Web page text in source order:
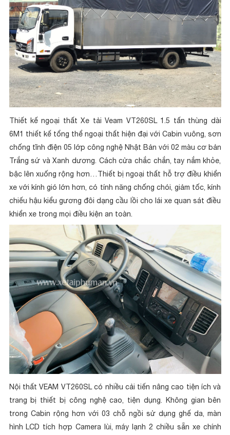
Thiết kế ngoại thất Xe tải Veam VT260SL 1.5 tấn thùng dài
6M1 thiết kế tổng thể ngoại thất hiện đại với Cabin vuông, sơn
chống tĩnh điện 05 lớp công nghệ Nhật Bản với 02 màu cơ bản
Trắng sứ và Xanh dương. Cách cửa chắc chắn, tay nắm khỏe,
bậc lên xuống rộng hơn…Thiết bị ngoại thất hỗ trợ điều khiển
xe với kính gió lớn hơn, có tính năng chống chói, giảm tốc, kính
chiếu hậu kiểu gương đôi dạng cầu lồi cho lái xe quan sát điều
khiển xe trong mọi điều kiện an toàn.
Nội thất VEAM VT260SL có nhiều cải tiến nâng cao tiện ích và
trang bị thiết bị công nghệ cao, tiện dụng. Không gian bên
trong Cabin rộng hơn với 03 chỗ ngồi sử dụng ghế da, màn
hình LCD tích hợp Camera lùi, máy lạnh 2 chiều sẵn xe chính